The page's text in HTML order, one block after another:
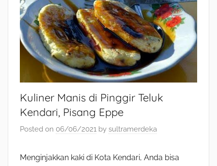
Kuliner Manis di Pinggir Teluk
Kendari, Pisang Eppe
Posted on 06/06/2021 by sultramerdeka
Menginjakkan kaki di Kota Kendari, Anda bisa